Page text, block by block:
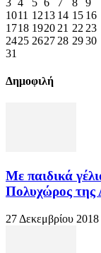
1011 1213 14 15 16
1718 1920 21 22 23
2425 2627 28 2930
31
Δημοφιλή
Με παιδικά
Πολυχώρος της
27 Δεκεμβρίου 2018